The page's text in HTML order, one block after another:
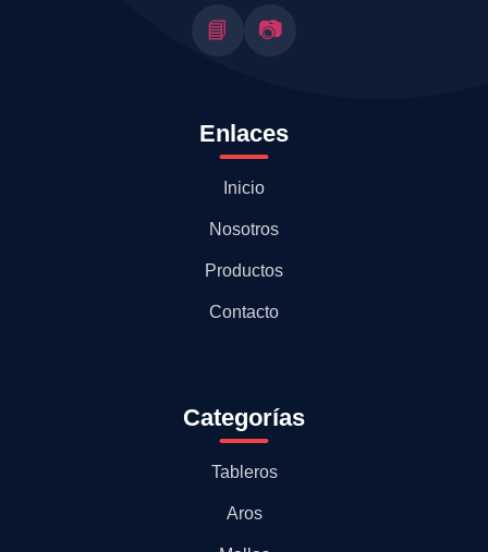
📘 📷
Enlaces
Inicio
Nosotros
Productos
Contacto
Categorías
Tableros
Aros